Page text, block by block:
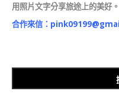
用照片文字分享旅途上的美好。
合作來信：